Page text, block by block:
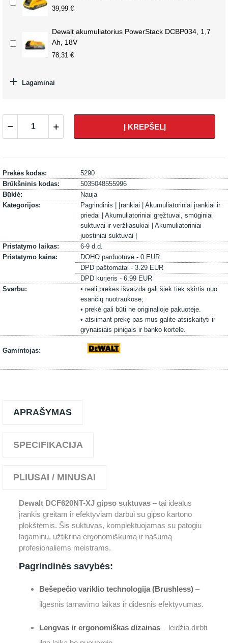
39,99 €
Dewalt akumuliatorius PowerStack DCBP034, 1,7
Ah, 18V
78,31 €
 Lagaminai
Į KREPŠELĮ
Prekės kodas:
5290
Brūkšninis kodas:
5035048555996
Būklė:
Nauja
Kategorijos:
Pagrindinis | Įrankiai | Akumuliatoriniai įrankiai ir
priedai | Akumuliatoriniai gręžtuvai, smūginiai
suktuvai ir veržliasukiai | Akumuliatoriniai
juostiniai suktuvai |
Pristatymo laikas:
6-9 d.d.
Pristatymo kaina:
DOHO parduotuvė - 0 EUR
DPD paštomatai - 3.29 EUR
DPD kurjeris - 6.99 EUR
Svarbu:
• reali prekės išvaizda gali šiek tiek skirtis nuo
esančių nuotraukose;
• prekė gali būti ne originalioje pakuotėje.
• atsiimant prekę pas mus galite atsiskaityti ir
grynaisiais pinigais ir banko kortele.
Gamintojas:
APRAŠYMAS
SPECIFIKACIJA
PLIUSAI / MINUSAI
Dewalt DCF620NT-XJ gipso suktuvas – tai idealus
įrankis greitam ir efektyviam darbui su gipso kartono
plokštėmis. Šis suktuvas, komplektuojamas su patogiu
lagaminu, užtikrina ergonomiškumą ir našumą
profesionaliems meistrams.
Pagrindinės savybės:
Bešepečio variklio technologija (Brushless) –
ilgesnis tarnavimo laikas ir didesnis efektyvumas.
Lengvas ir ergonomiškas dizainas – leidžia dirbti